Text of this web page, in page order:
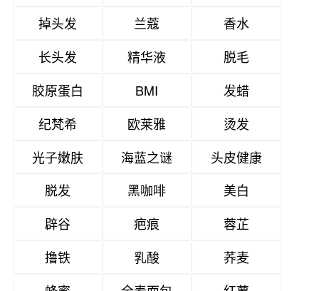
掉头发
兰蔻
香水
长头发
精华液
脱毛
胶原蛋白
BMI
发蜡
纪梵希
欧莱雅
烫发
光子嫩肤
海蓝之谜
头皮健康
脱发
黑咖啡
美白
辟谷
疤痕
蓉芷
撸铁
乳酸
荞麦